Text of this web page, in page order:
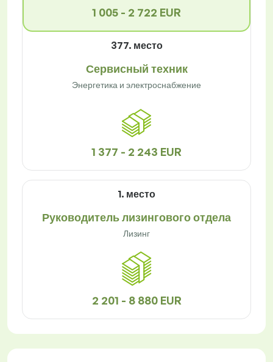
1 005 - 2 722 EUR
377. место
Сервисный техник
Энергетика и электроснабжение
1 377 - 2 243 EUR
1. место
Руководитель лизингового отдела
Лизинг
2 201 - 8 880 EUR